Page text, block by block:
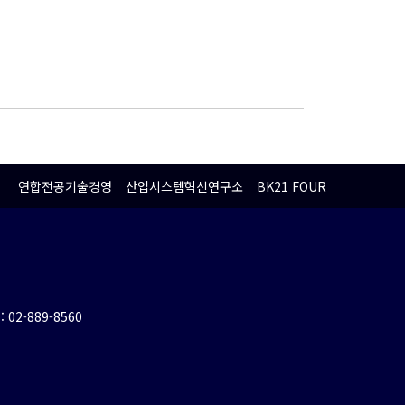
연합전공기술경영 산업시스템혁신연구소 BK21 FOUR
02-889-8560